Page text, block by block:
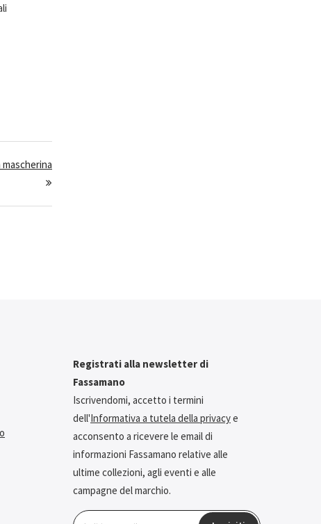
mascherina
Registrati alla newsletter di
Fassamano
Iscrivendomi, accetto i termini
dell'Informativa a tutela della privacye
acconsento a ricevere le email di
informazioni Fassamano relative alle
ultime collezioni, agli eventi e alle
campagne del marchio.